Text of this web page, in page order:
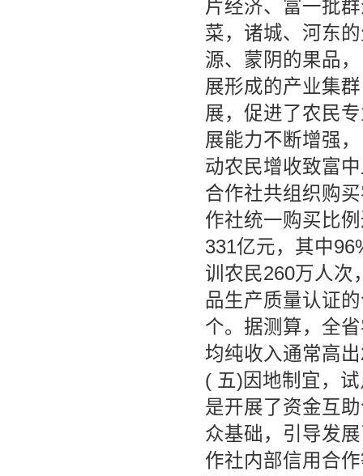
片经济、富一批
菜，诸城、河东
源、蒙阴的果品
展形成的产业集
展，促进了农民
展能力不断增强
动农民增收致富
合作社共组织购
作社统一购买比
331亿元，其中
训农民260万人次
品生产质量认证
个。据测算，全
均纯收入通常高
( 五)因地制宜，
是开展了资金互
众基础，引导发
作社内部信用合